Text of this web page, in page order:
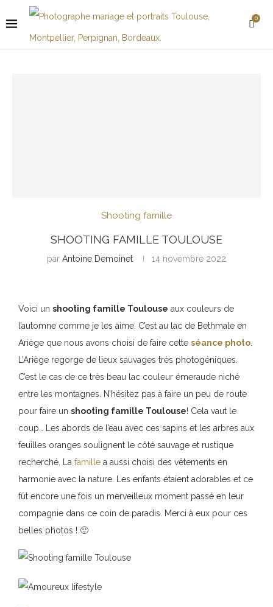
0
Shooting famille
SHOOTING FAMILLE TOULOUSE
par Antoine Demoinet 14 novembre 2022
Voici un shooting famille Toulouse aux couleurs de
l’automne comme je les aime. C’est au lac de Bethmale en
Ariège que nous avons choisi de faire cette séance photo
L’Ariège regorge de lieux sauvages très photogéniques.
C’est le cas de ce très beau lac couleur émeraude niché
entre les montagnes. N’hésitez pas à faire un peu de route
pour faire un shooting famille Toulouse! Cela vaut le
coup… Les abords de l’eau avec ces sapins et les arbres aux
feuilles oranges soulignent le côté sauvage et rustique
recherché. La famille a aussi choisi des vêtements en
harmonie avec la nature. Les enfants étaient adorables et ce
fût encore une fois un merveilleux moment passé en leur
compagnie dans ce coin de paradis. Merci à eux pour ces
belles photos ! 🙂